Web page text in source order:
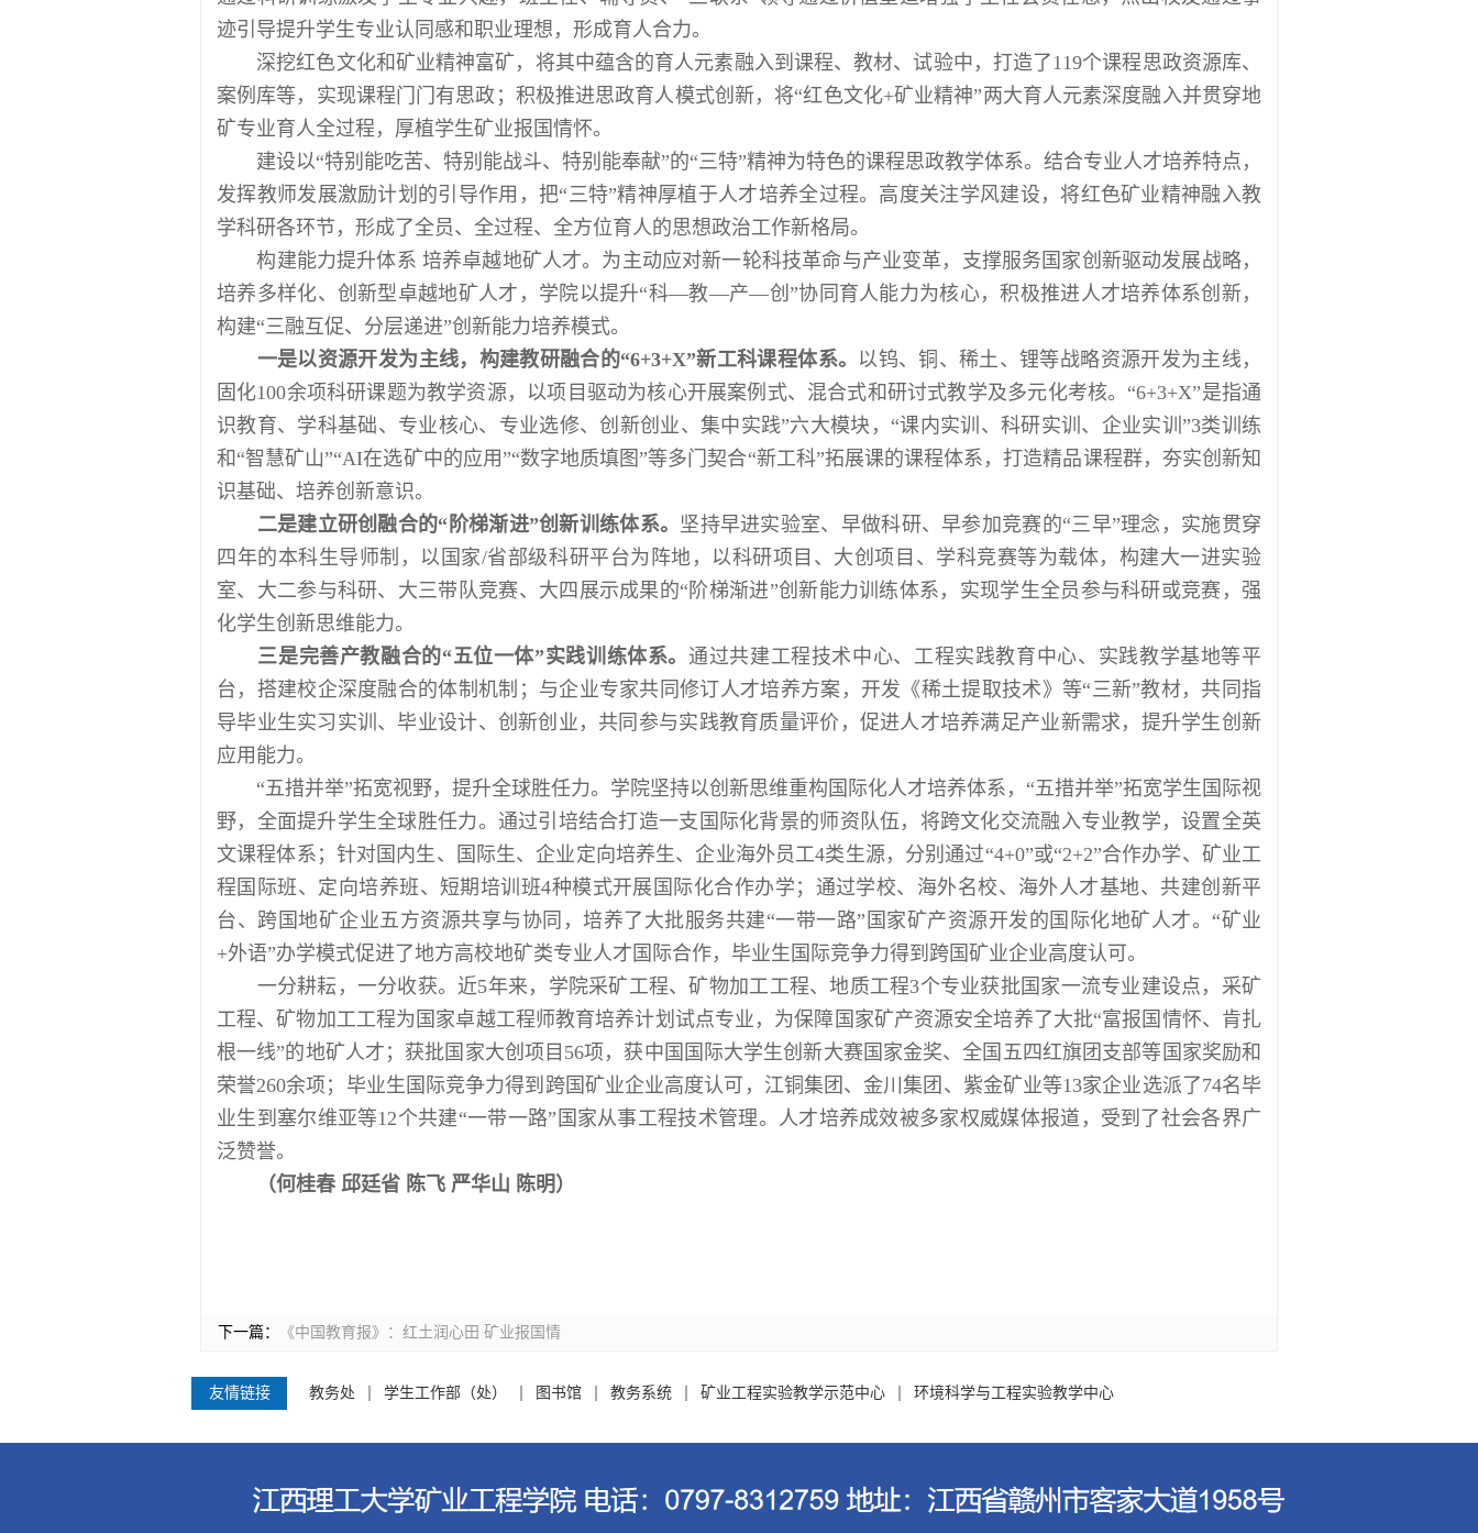
迹引导提升学生专业认同感和职业理想，形成育人合力。
深挖红色文化和矿业精神富矿，将其中蕴含的育人元素融入到课程、教材、试验中，打造了119个课程思政资源库、
案例库等，实现课程门门有思政；积极推进思政育人模式创新，将“红色文化+矿业精神”两大育人元素深度融入并贯穿地
矿专业育人全过程，厚植学生矿业报国情怀。
建设以“特别能吃苦、特别能战斗、特别能奉献”的“三特”精神为特色的课程思政教学体系。结合专业人才培养特点，
发挥教师发展激励计划的引导作用，把“三特”精神厚植于人才培养全过程。高度关注学风建设，将红色矿业精神融入教
学科研各环节，形成了全员、全过程、全方位育人的思想政治工作新格局。
构建能力提升体系 培养卓越地矿人才。为主动应对新一轮科技革命与产业变革，支撑服务国家创新驱动发展战略，
培养多样化、创新型卓越地矿人才，学院以提升“科—教—产—创”协同育人能力为核心，积极推进人才培养体系创新，
构建“三融互促、分层递进”创新能力培养模式。
一是以资源开发为主线，构建教研融合的“6+3+X”新工科课程体系。 以钨、铜、稀土、锂等战略资源开发为主线，
固化100余项科研课题为教学资源，以项目驱动为核心开展案例式、混合式和研讨式教学及多元化考核。“6+3+X”是指通
识教育、学科基础、专业核心、专业选修、创新创业、集中实践”六大模块，“课内实训、科研实训、企业实训”3类训练
和“智慧矿山”“AI在选矿中的应用”“数字地质填图”等多门契合“新工科”拓展课的课程体系，打造精品课程群，夯实创新知
识基础、培养创新意识。
二是建立研创融合的“阶梯渐进”创新训练体系。 坚持早进实验室、早做科研、早参加竞赛的“三早”理念，实施贯穿
四年的本科生导师制，以国家/省部级科研平台为阵地，以科研项目、大创项目、学科竞赛等为载体，构建大一进实验
室、大二参与科研、大三带队竞赛、大四展示成果的“阶梯渐进”创新能力训练体系，实现学生全员参与科研或竞赛，强
化学生创新思维能力。
三是完善产教融合的“五位一体”实践训练体系。通过共建工程技术中心、工程实践教育中心、实践教学基地等平
台，搭建校企深度融合的体制机制；与企业专家共同修订人才培养方案，开发《稀土提取技术》等“三新”教材，共同指
导毕业生实习实训、毕业设计、创新创业，共同参与实践教育质量评价，促进人才培养满足产业新需求，提升学生创新
应用能力。
“五措并举”拓宽视野，提升全球胜任力。学院坚持以创新思维重构国际化人才培养体系，“五措并举”拓宽学生国际视
野，全面提升学生全球胜任力。通过引培结合打造一支国际化背景的师资队伍，将跨文化交流融入专业教学，设置全英
文课程体系；针对国内生、国际生、企业定向培养生、企业海外员工4类生源，分别通过“4+0”或“2+2”合作办学、矿业工
程国际班、定向培养班、短期培训班4种模式开展国际化合作办学；通过学校、海外名校、海外人才基地、共建创新平
台、跨国地矿企业五方资源共享与协同，培养了大批服务共建“一带一路”国家矿产资源开发的国际化地矿人才。“矿业
+外语”办学模式促进了地方高校地矿类专业人才国际合作，毕业生国际竞争力得到跨国矿业企业高度认可。
一分耕耘，一分收获。近5年来，学院采矿工程、矿物加工工程、地质工程3个专业获批国家一流专业建设点，采矿
工程、矿物加工工程为国家卓越工程师教育培养计划试点专业，为保障国家矿产资源安全培养了大批“富报国情怀、肯扎
根一线”的地矿人才；获批国家大创项目56项，获中国国际大学生创新大赛国家金奖、全国五四红旗团支部等国家奖励和
荣誉260余项；毕业生国际竞争力得到跨国矿业企业高度认可，江铜集团、金川集团、紫金矿业等13家企业选派了74名毕
业生到塞尔维亚等12个共建“一带一路”国家从事工程技术管理。人才培养成效被多家权威媒体报道，受到了社会各界广
泛赞誉。
（何桂春 邱廷省 陈飞 严华山 陈明）
下一篇： 《中国教育报》：红土润心田 矿业报国情
友情链接 教务处 学生工作部（处） 图书馆 教务系统 矿业工程实验教学示范中心 环境科学与工程实验教学中心